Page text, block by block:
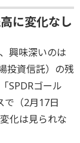
に変化なし
興味深いのは
投資信託）の残
SPDRゴール
で（2月17日
化は見られな